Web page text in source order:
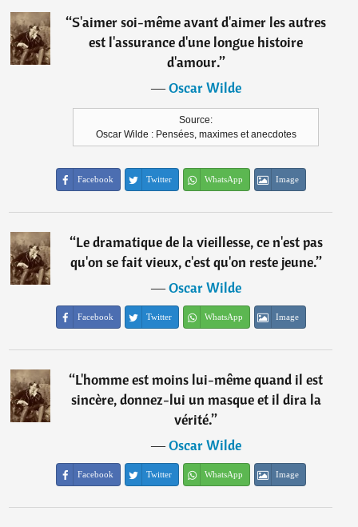
“S'aimer soi-même avant d'aimer les autres
est l'assurance d'une longue histoire
d'amour.”
―Oscar Wilde
Source:
Oscar Wilde : Pensées, maximes et anecdotes
Facebook Twitter WhatsApp Image
“Le dramatique de la vieillesse, ce n'est pas
qu'on se fait vieux, c'est qu'on reste jeune.”
―Oscar Wilde
Facebook Twitter WhatsApp Image
“L'homme est moins lui-même quand il est
sincère, donnez-lui un masque et il dira la
vérité.”
―Oscar Wilde
Facebook Twitter WhatsApp Image